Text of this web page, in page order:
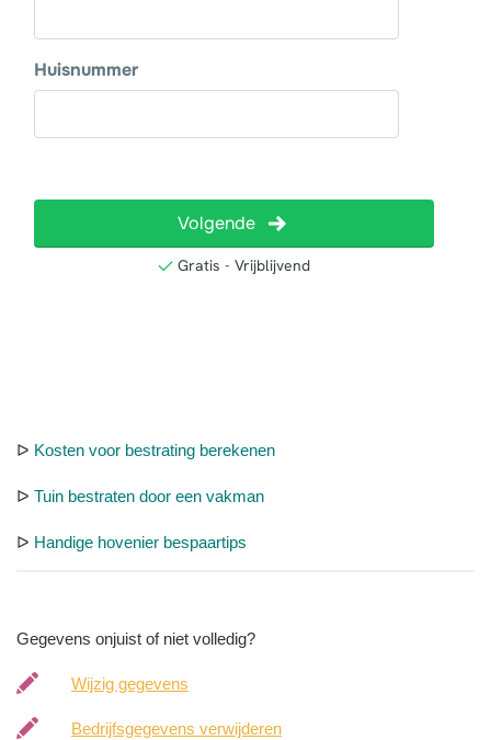
ᐅ Kosten voor bestrating berekenen
ᐅ Tuin bestraten door een vakman
ᐅ Handige hovenier bespaartips
Gegevens onjuist of niet volledig?
Wijzig gegevens
Bedrijfsgegevens verwijderen